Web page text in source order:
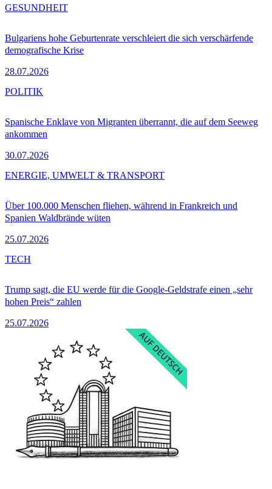
Bulgariens hohe Geburtenrate verschleiert die sich verschärfende
demografische Krise
28.07.2026
GESUNDHEIT
Spanische Enklave von Migranten überrannt, die auf dem Seeweg
ankommen
30.07.2026
POLITIK
Über 100.000 Menschen fliehen, während in Frankreich und
Spanien Waldbrände wüten
25.07.2026
ENERGIE, UMWELT & TRANSPORT
Trump sagt, die EU werde für die Google-Geldstrafe einen „sehr
hohen Preis“ zahlen
25.07.2026
TECH